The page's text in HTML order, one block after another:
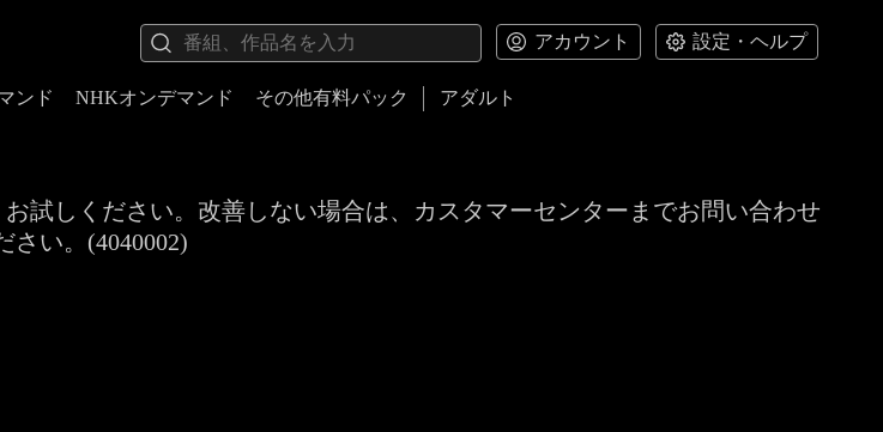
アカウント 設定・ヘルプ
ンド NHKオンデマンド その他有料パック アダルト
試しください。改善しない場合は、カスタマーセンターまでお問い合わせ
さい。(4040002)